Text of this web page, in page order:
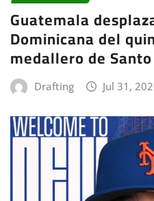
Guatemala
Dominicana del
medallero de
Drafting Jul 31,